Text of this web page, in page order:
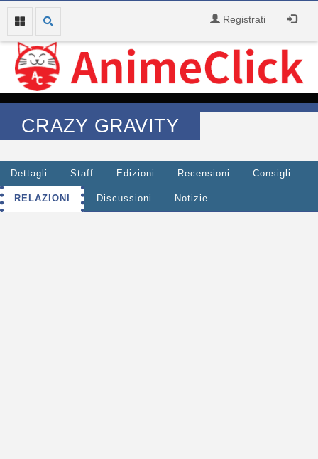
Registrati
CRAZY GRAVITY
Dettagli Staff Edizioni Recensioni Consigli
RELAZIONI Discussioni Notizie